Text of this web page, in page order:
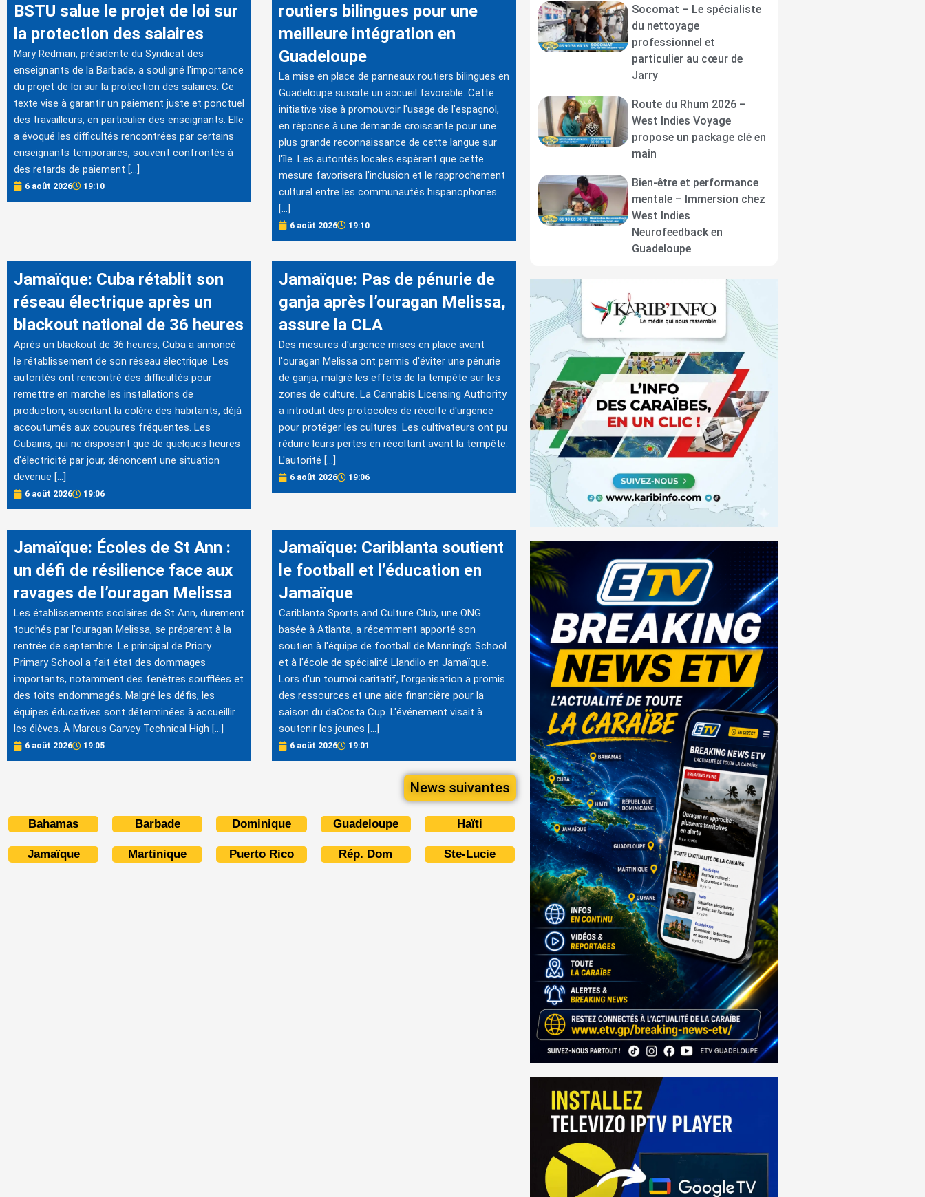
BSTU salue le projet de loi sur
la protection des salaires
Mary Redman, présidente du Syndicat des
enseignants de la Barbade, a souligné l'importance
du projet de loi sur la protection des salaires. Ce
texte vise à garantir un paiement juste et ponctuel
des travailleurs, en particulier des enseignants. Elle
a évoqué les difficultés rencontrées par certains
enseignants temporaires, souvent confrontés à
des retards de paiement […]
6 août 2026 19:10
routiers bilingues pour une
meilleure intégration en
Guadeloupe
La mise en place de panneaux routiers bilingues en
Guadeloupe suscite un accueil favorable. Cette
initiative vise à promouvoir l'usage de l'espagnol,
en réponse à une demande croissante pour une
plus grande reconnaissance de cette langue sur
l'île. Les autorités locales espèrent que cette
mesure favorisera l'inclusion et le rapprochement
culturel entre les communautés hispanophones
[…]
6 août 2026 19:10
Jamaïque: Cuba rétablit son
réseau électrique après un
blackout national de 36 heures
Après un blackout de 36 heures, Cuba a annoncé
le rétablissement de son réseau électrique. Les
autorités ont rencontré des difficultés pour
remettre en marche les installations de
production, suscitant la colère des habitants, déjà
accoutumés aux coupures fréquentes. Les
Cubains, qui ne disposent que de quelques heures
d'électricité par jour, dénoncent une situation
devenue […]
6 août 2026 19:06
Jamaïque: Pas de pénurie de
ganja après l’ouragan Melissa,
assure la CLA
Des mesures d'urgence mises en place avant
l'ouragan Melissa ont permis d'éviter une pénurie
de ganja, malgré les effets de la tempête sur les
zones de culture. La Cannabis Licensing Authority
a introduit des protocoles de récolte d'urgence
pour protéger les cultures. Les cultivateurs ont pu
réduire leurs pertes en récoltant avant la tempête.
L'autorité […]
6 août 2026 19:06
Jamaïque: Écoles de St Ann :
un défi de résilience face aux
ravages de l’ouragan Melissa
Les établissements scolaires de St Ann, durement
touchés par l'ouragan Melissa, se préparent à la
rentrée de septembre. Le principal de Priory
Primary School a fait état des dommages
importants, notamment des fenêtres soufflées et
des toits endommagés. Malgré les défis, les
équipes éducatives sont déterminées à accueillir
les élèves. À Marcus Garvey Technical High […]
6 août 2026 19:05
Jamaïque: Cariblanta soutient
le football et l’éducation en
Jamaïque
Cariblanta Sports and Culture Club, une ONG
basée à Atlanta, a récemment apporté son
soutien à l'équipe de football de Manning’s School
et à l'école de spécialité Llandilo en Jamaïque.
Lors d'un tournoi caritatif, l'organisation a promis
des ressources et une aide financière pour la
saison du daCosta Cup. L'événement visait à
soutenir les jeunes […]
6 août 2026 19:01
News suivantes
Bahamas Barbade Dominique Guadeloupe Haïti
Jamaïque Martinique Puerto Rico Rép. Dom Ste-Lucie
Socomat – Le spécialiste
du nettoyage
professionnel et
particulier au cœur de
Jarry
Route du Rhum 2026 –
West Indies Voyage
propose un package clé en
main
Bien-être et performance
mentale – Immersion chez
West Indies
Neurofeedback en
Guadeloupe